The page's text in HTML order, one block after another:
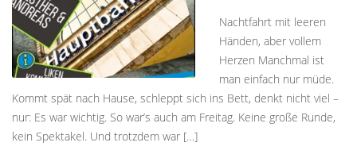
Nachtfahrt mit leeren
Händen, aber vollem
Herzen Manchmal ist
man einfach nur müde.
Kommt spät nach Hause, schleppt sich ins Bett, denkt nicht viel –
nur: Es war wichtig. So war’s auch am Freitag. Keine große Runde,
kein Spektakel. Und trotzdem war […]